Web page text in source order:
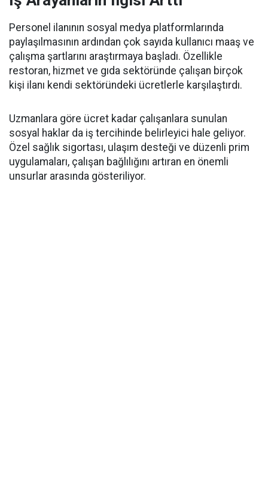
Personel ilanının sosyal medya platformlarında
paylaşılmasının ardından çok sayıda kullanıcı maaş ve
çalışma şartlarını araştırmaya başladı. Özellikle
restoran, hizmet ve gıda sektöründe çalışan birçok
kişi ilanı kendi sektöründeki ücretlerle karşılaştırdı.
Uzmanlara göre ücret kadar çalışanlara sunulan
sosyal haklar da iş tercihinde belirleyici hale geliyor.
Özel sağlık sigortası, ulaşım desteği ve düzenli prim
uygulamaları, çalışan bağlılığını artıran en önemli
unsurlar arasında gösteriliyor.